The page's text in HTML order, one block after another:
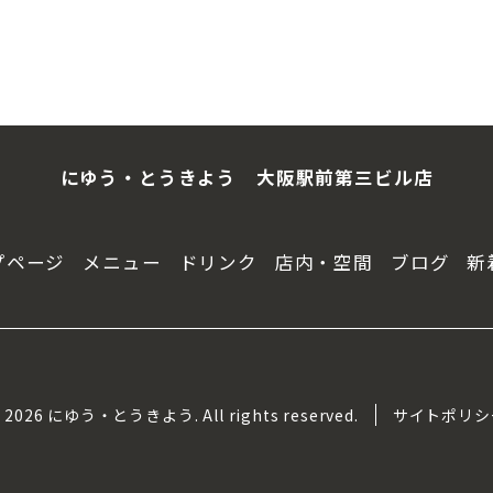
にゆう・とうきよう 大阪駅前第三ビル店
ージ メニュー ドリンク 店内・空間 ブログ 新
にゆう・とうきよう. All rights reserved. サイトポリシ